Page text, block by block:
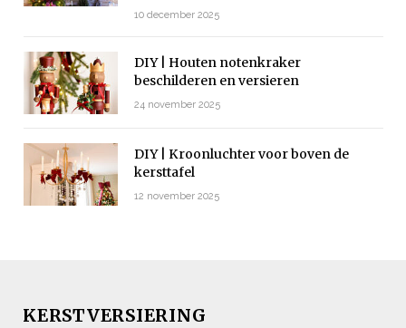
10 december 2025
DIY | Houten notenkraker
beschilderen en versieren
24 november 2025
DIY | Kroonluchter voor boven de
kersttafel
12 november 2025
KERSTVERSIERING